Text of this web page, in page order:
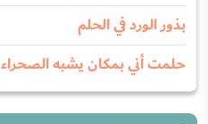
بذور الورد في الحلم
حلمت أني بمكان يشبه الصحراء